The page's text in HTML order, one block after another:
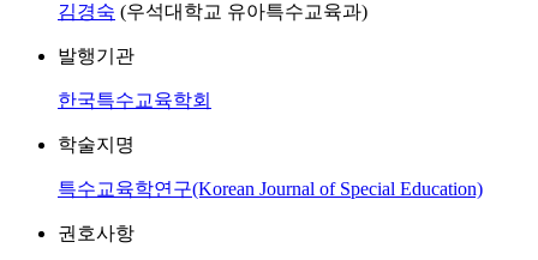
김경숙 (우석대학교 유아특수교육과)
발행기관
한국특수교육학회
학술지명
특수교육학연구(Korean Journal of Special Education)
권호사항